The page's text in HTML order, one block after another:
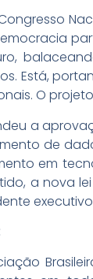
Está,
O
a
de
em
a nova